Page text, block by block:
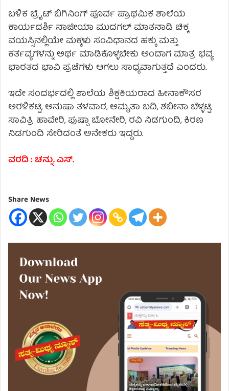
ಬಳಿಕ ಬ್ರೈಟ್ ಬಿಗಿನಿಂಗ್ ಪೂರ್ವ ಪ್ರಾಥಮಿಕ ಶಾಲೆಯ
ಕಾರ್ಯದರ್ಶಿ ನಾಜೀಯಾ ಮುದಗಲ್ ಮಾತನಾಡಿ ಚಿಕ್ಕ
ವಯಸ್ಸಿನಲ್ಲಿಯೇ ಮಕ್ಕಳು ಸಂವಿಧಾನದ ಹಕ್ಕು ಮತ್ತು
ಕರ್ತವ್ಯಗಳನ್ನು ಅರ್ಥ ಮಾಡಿಕೊಳ್ಳಬೇಕು ಅಂದಾಗ ಮಾತ್ರ ಭವ್ಯ
ಭಾರತದ ಭಾವಿ ಪ್ರಜೆಗಳು ಆಗಲು ಸಾಧ್ಯವಾಗುತ್ತದೆ ಎಂದರು.
ಇದೇ ಸಂದರ್ಭದಲ್ಲಿ ಶಾಲೆಯ ಶಿಕ್ಷಕಿಯರಾದ ಹೀನಾಕೌಸರ
ಅರಳಿಕಟ್ಟಿ, ಅನುಷಾ ತಳವಾರ, ಅಮೃತಾ ಬದಿ, ಶಬೀನಾ‌ ಬೆಳ್ಳಟ್ಟಿ,
ಸಾವಿತ್ರಿ ಹಾವೇರಿ, ಪುಷ್ಪಾ ಬೋನೇರಿ, ರವಿ ನಿಡಗುಂದಿ, ಕಿರಣ
ನಿಡಗುಂದಿ ಸೇರಿದಂತೆ ಅನೇಕರು ಇದ್ದರು.
ವರದಿ : ಚನ್ನು. ಎಸ್.
Share News